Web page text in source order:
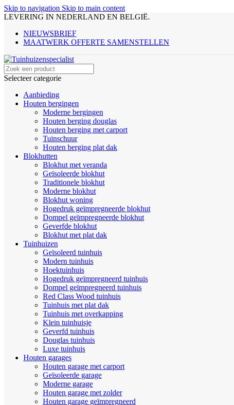
Skip to navigation Skip to main content
LEVERING IN NEDERLAND EN BELGIË.
NIEUWSBRIEF
MAATWERK OFFERTE SAMENSTELLEN
Selecteer categorie
Aanbieding
Houten bergingen
Moderne bergingen
Houten berging douglas
Houten berging met carport
Tuinschuur
Houten berging plat dak
Blokhutten
Blokhut met veranda
Geïsoleerde blokhut
Traditionele blokhut
Moderne blokhut
Blokhut woning
Hogedruk geïmpregneerde blokhut
Dompel geïmpregneerde blokhut
Geverfde blokhut
Blokhut met plat dak
Tuinhuizen
Geïsoleerd tuinhuis
Modern tuinhuis
Hoektuinhuis
Hogedruk geïmpregneerd tuinhuis
Dompel geïmpregneerd tuinhuis
Red Class Wood tuinhuis
Tuinhuis met plat dak
Tuinhuis met overkapping
Klein tuinhuisje
Geverfd tuinhuis
Douglas tuinhuis
Luxe tuinhuis
Houten garages
Houten garage met carport
Geïsoleerde garage
Moderne garage
Houten garage met zolder
Houten garage geïmpregneerd